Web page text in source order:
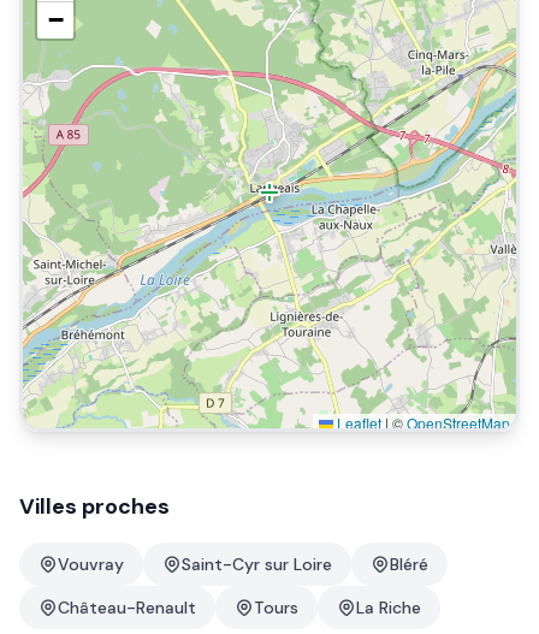
−
Leaflet | ©OpenStreetMap
Villes proches
Vouvray Saint-Cyr sur Loire
Bléré
Château-Renault
Tours La Riche